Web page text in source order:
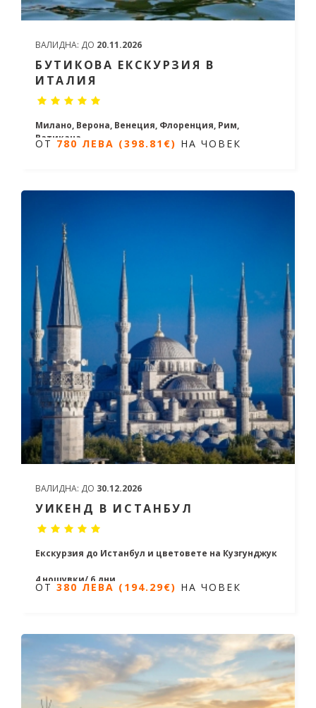
ВАЛИДНА: ДО 20.11.2026
БУТИКОВА ЕКСКУРЗИЯ В
ИТАЛИЯ
Милано, Верона, Венеция, Флоренция, Рим,
Ватикана
Дати от 28.02.2026 до 31.10.2026
ОТ
ОТ 780 ЛЕВА (398.81€) НА ЧОВЕК
ВАЛИДНА: ДО 30.12.2026
УИКЕНД В ИСТАНБУЛ
Екскурзия до Истанбул и цветовете на Кузгунджук
4 нощувки/ 6 дни
380 ЛЕВА (194.29€) НА ЧОВЕК
ОТ 380 ЛЕВА (194.29€) НА ЧОВЕК